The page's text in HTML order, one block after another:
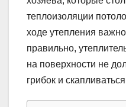
теплоизоляции
ходе утепления
правильно,
на поверхности не
грибок и